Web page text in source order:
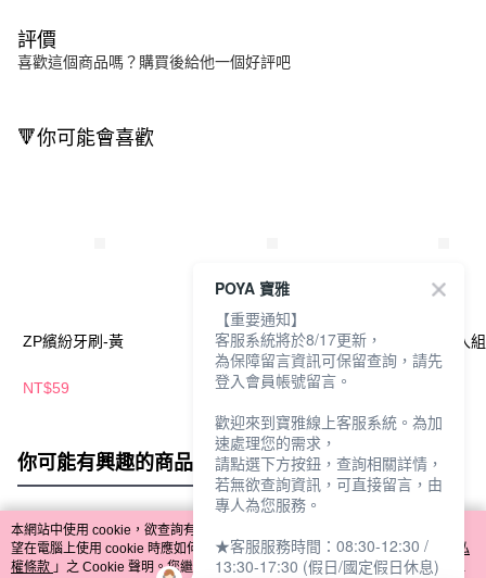
評價
喜歡這個商品嗎？購買後給他一個好評吧
🔻你可能會喜歡
ZP繽紛牙刷-黃
NT$59
ZP繽紛牙刷-綠
NT$59
ZP繽紛牙刷3入組
你可能有興趣的商品 全站排行
熱門標籤
本網站中使用 cookie，欲查詢有關本網站使用 cookie 方式之詳情，及若您不希
望在電腦上使用 cookie 時應如何變更電腦的 cookie 設定，請參閱本網站「
隱私
權條款 」之 Cookie 聲明。您繼續使用本網站即表示您同意本公司得按本網站使
POYA 寶雅
【重要通知】
客服系統將於8/17更新，
為保障留言資訊可保留查詢，請先
登入會員帳號留言。
歡迎來到寶雅線上客服系統。為加
速處理您的需求，
請點選下方按鈕，查詢相關詳情，
若無欲查詢資訊，可直接留言，由
專人為您服務。
★客服服務時間：08:30-12:30 /
13:30-17:30 (假日/國定假日休息)